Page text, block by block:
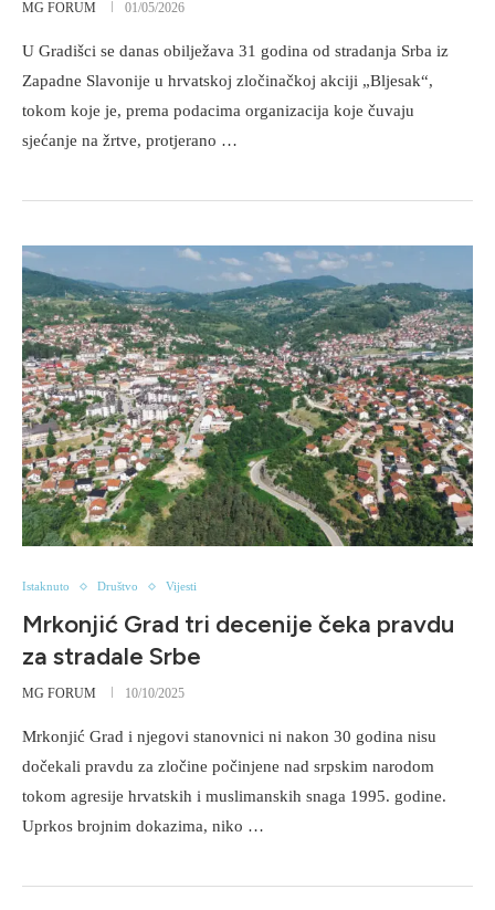
MG FORUM 01/05/2026
U Gradišci se danas obilježava 31 godina od stradanja Srba iz
Zapadne Slavonije u hrvatskoj zločinačkoj akciji „Bljesak“,
tokom koje je, prema podacima organizacija koje čuvaju
sjećanje na žrtve, protjerano …
Istaknuto Društvo Vijesti
Mrkonjić Grad tri decenije čeka pravdu
za stradale Srbe
MG FORUM 10/10/2025
Mrkonjić Grad i njegovi stanovnici ni nakon 30 godina nisu
dočekali pravdu za zločine počinjene nad srpskim narodom
tokom agresije hrvatskih i muslimanskih snaga 1995. godine.
Uprkos brojnim dokazima, niko …